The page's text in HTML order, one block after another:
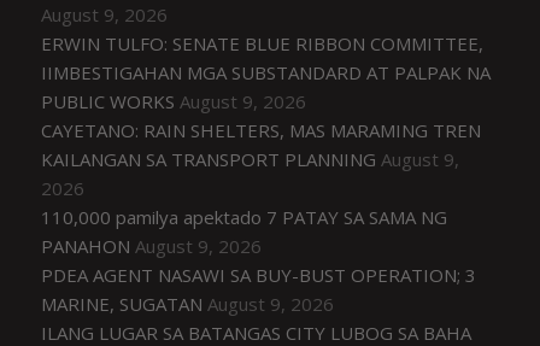
August 9, 2026
ERWIN TULFO: SENATE BLUE RIBBON COMMITTEE,
IIMBESTIGAHAN MGA SUBSTANDARD AT PALPAK NA
PUBLIC WORKS August 9, 2026
CAYETANO: RAIN SHELTERS, MAS MARAMING TREN
KAILANGAN SA TRANSPORT PLANNING August 9,
2026
110,000 pamilya apektado 7 PATAY SA SAMA NG
PANAHON August 9, 2026
PDEA AGENT NASAWI SA BUY-BUST OPERATION; 3
MARINE, SUGATAN August 9, 2026
ILANG LUGAR SA BATANGAS CITY LUBOG SA BAHA